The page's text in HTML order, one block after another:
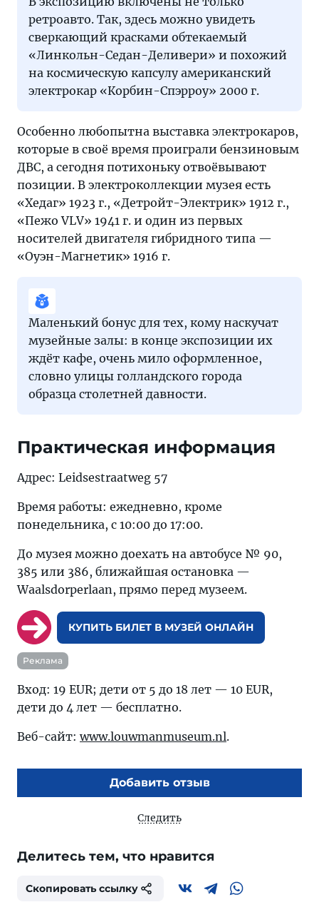
ретроавто. Так, здесь можно увидеть
сверкающий красками обтекаемый
«Линкольн-Седан-Деливери» и похожий
на космическую капсулу американский
электрокар «Корбин-Спэрроу» 2000 г.
Особенно любопытна выставка электрокаров,
которые в своё время проиграли бензиновым
ДВС, а сегодня потихоньку отвоёвывают
позиции. В электроколлекции музея есть
«Хедаг» 1923 г., «Детройт-Электрик» 1912 г.,
«Пежо VLV» 1941 г. и один из первых
носителей двигателя гибридного типа —
«Оуэн-Магнетик» 1916 г.
Маленький бонус для тех, кому наскучат
музейные залы: в конце экспозиции их
ждёт кафе, очень мило оформленное,
словно улицы голландского города
образца столетней давности.
Практическая информация
Адрес: Leidsestraatweg 57
Время работы: ежедневно, кроме
понедельника, с 10:00 до 17:00.
До музея можно доехать на автобусе № 90,
385 или 386, ближайшая остановка —
Waalsdorperlaan, прямо перед музеем.
КУПИТЬ БИЛЕТ В МУЗЕЙ ОНЛАЙН
Реклама
Вход: 19 EUR; дети от 5 до 18 лет — 10 EUR,
дети до 4 лет — бесплатно.
Веб-сайт: www.louwmanmuseum.nl.
Добавить отзыв
Следить
Делитесь тем, что нравится
Скопировать ссылку